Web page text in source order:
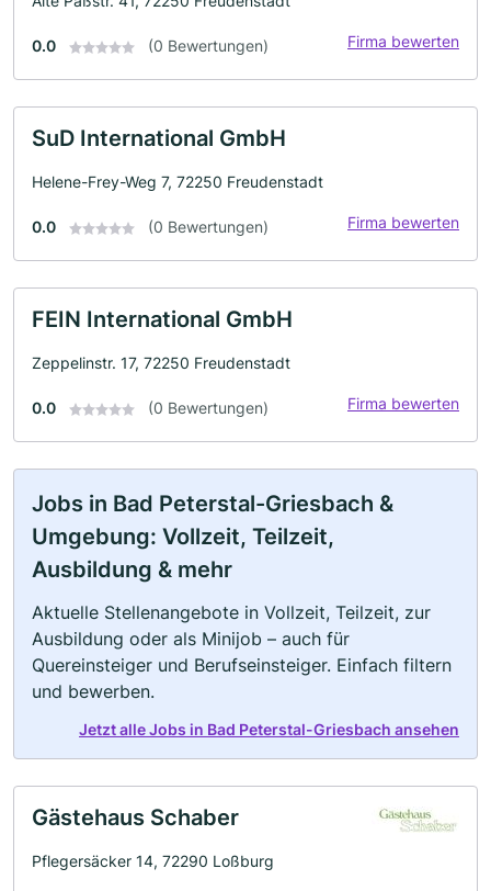
0.0 (0 Bewertungen) Firma bewerten
SuD International GmbH
Helene-Frey-Weg 7, 72250 Freudenstadt
0.0 (0 Bewertungen) Firma bewerten
FEIN International GmbH
Zeppelinstr. 17, 72250 Freudenstadt
0.0 (0 Bewertungen) Firma bewerten
Jobs in Bad Peterstal-Griesbach &
Umgebung: Vollzeit, Teilzeit,
Ausbildung & mehr
Aktuelle Stellenangebote in Vollzeit, Teilzeit, zur
Ausbildung oder als Minijob – auch für
Quereinsteiger und Berufseinsteiger. Einfach filtern
und bewerben.
Jetzt alle Jobs in Bad Peterstal-Griesbach ansehen
Gästehaus Schaber
Pflegersäcker 14, 72290 Loßburg